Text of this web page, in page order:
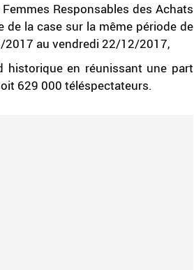
Responsables des Achats
de la case sur la même période de
2017 au vendredi 22/12/2017,
historique en réunissant une part
629 000 téléspectateurs.